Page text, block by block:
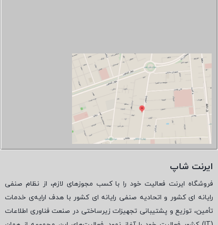
ایرنت شاپ
فروشگاه ایرنت فعالیت خود را با کسب مجوزهای لازم، از نظام صنفی
رایانه ای کشور و اتحادیه صنفی رایانه ای کشور با هدف ارایه‌ی خدمات
تأمین، توزیع و پشتیبانی تجهیزات زیرساختی در صنعت فناوری اطلاعات